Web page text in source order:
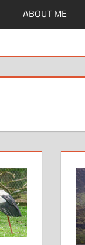
ABOUT ME